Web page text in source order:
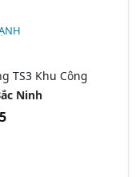
TS3 Khu Công
Ninh